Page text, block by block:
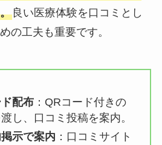
良い医療体験を口コミとし
の工夫も重要です。
配布：QRコード付きの
し、口コミ投稿を案内。
示で案内 ：口コミサイト